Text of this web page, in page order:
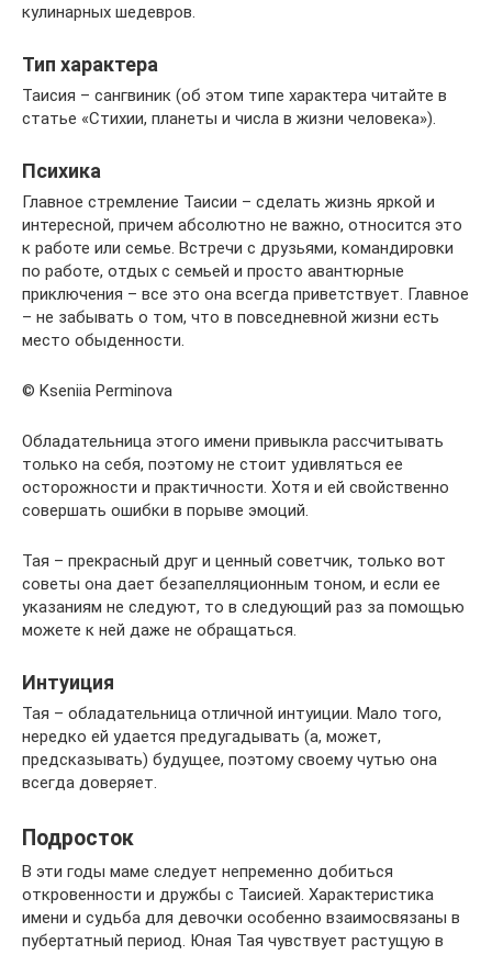
кулинарных шедевров.
Тип характера
Таисия – сангвиник (об этом типе характера читайте в
статье «Стихии, планеты и числа в жизни человека»).
Психика
Главное стремление Таисии – сделать жизнь яркой и
интересной, причем абсолютно не важно, относится это
к работе или семье. Встречи с друзьями, командировки
по работе, отдых с семьей и просто авантюрные
приключения – все это она всегда приветствует. Главное
– не забывать о том, что в повседневной жизни есть
место обыденности.
© Kseniia Perminova
Обладательница этого имени привыкла рассчитывать
только на себя, поэтому не стоит удивляться ее
осторожности и практичности. Хотя и ей свойственно
совершать ошибки в порыве эмоций.
Тая – прекрасный друг и ценный советчик, только вот
советы она дает безапелляционным тоном, и если ее
указаниям не следуют, то в следующий раз за помощью
можете к ней даже не обращаться.
Интуиция
Тая – обладательница отличной интуиции. Мало того,
нередко ей удается предугадывать (а, может,
предсказывать) будущее, поэтому своему чутью она
всегда доверяет.
Подросток
В эти годы маме следует непременно добиться
откровенности и дружбы с Таисией. Характеристика
имени и судьба для девочки особенно взаимосвязаны в
пубертатный период. Юная Тая чувствует растущую в